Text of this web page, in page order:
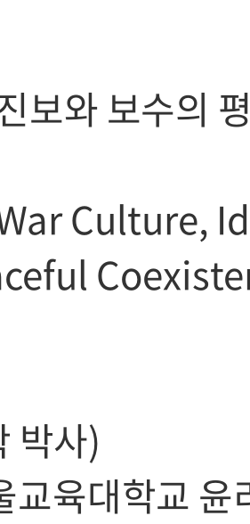
보와 보수의
Culture,
박사)
교육대학교 윤